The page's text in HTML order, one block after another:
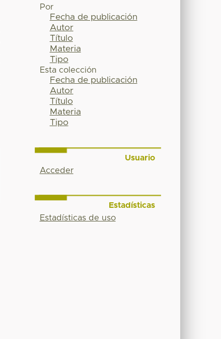
Por
Fecha de publicación
Autor
Título
Materia
Tipo
Esta colección
Fecha de publicación
Autor
Título
Materia
Tipo
Usuario
Acceder
Estadísticas
Estadísticas de uso